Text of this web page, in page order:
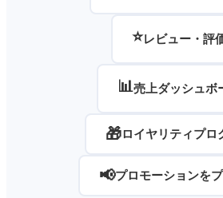
⭐レビュー・評
📊売上ダッシュボ
🎁ロイヤリティプロ
📢プロモーションを